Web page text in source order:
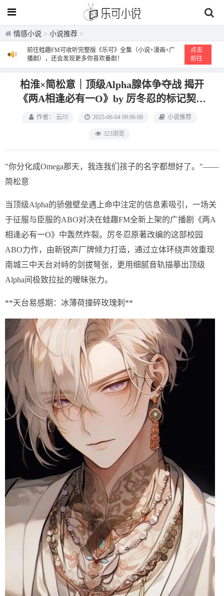
情感小说 > 小说推荐 >
前往蛙趣FM可收听完整版《乐可》全集（小说+漫画+广
播剧），还会发现更多你喜欢番剧！
点击
前往
柏淮×简松意｜顶级Alpha腺体争夺战 揭开
《两A相逢必有一O》by 厉冬忍的标记契约
之谜
作者： 云川 2025-06-04 09:06:08 小说推荐
323浏览
"你分化成Omega那天，我连我们孩子的名字都想好了。"——
简松意
当顶级Alpha的骄傲壁垒遇上命中注定的信息素吸引，一场关
于征服与臣服的ABO对决在蛙趣FM全新上架的广播剧《两A
相逢必有一O》中轰然炸裂。厉冬忍原著改编的这部校园
ABO力作，由新锐声厂牌倾力打造，通过立体环绕声效重现
南城三中天台对峙的剑拔弩张，更用细腻音轨描摹出顶级
Alpha间极致拉扯的暧昧张力。
**天台易感期：冰薄荷撞碎玫瑰刺**